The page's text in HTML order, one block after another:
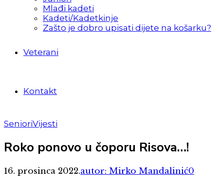
Mlađi kadeti
Kadeti/Kadetkinje
Zašto je dobro upisati dijete na košarku?
Veterani
Kontakt
SenioriVijesti
Roko ponovo u čoporu Risova…!
16. prosinca 2022.autor: Mirko Mandalinić0